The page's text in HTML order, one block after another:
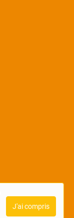
J'ai compris